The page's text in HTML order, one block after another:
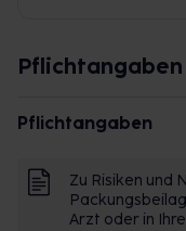
Pflichtangaben
Zu Risiken und
Arzt oder in